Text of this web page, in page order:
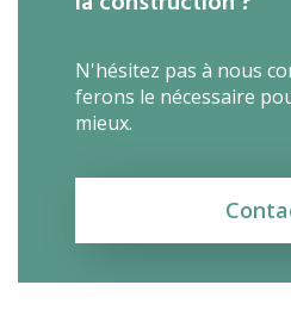
N'hésitez pas à nous
ferons le nécessaire
mieux.